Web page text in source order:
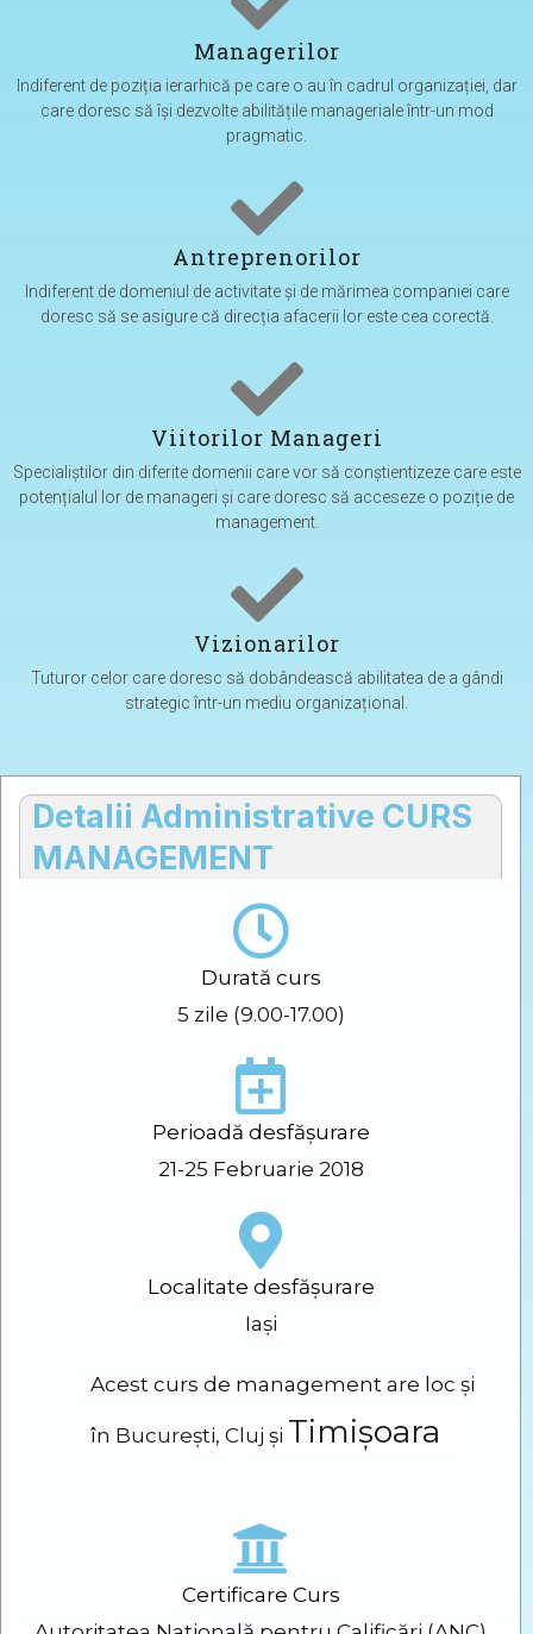
Managerilor
Indiferent de poziția ierarhică pe care o au în cadrul organizației, dar
care doresc să își dezvolte abilitățile manageriale într-un mod
pragmatic.
Antreprenorilor​
Indiferent de domeniul de activitate și de mărimea companiei care
doresc să se asigure că direcția afacerii lor este cea corectă.​
Viitorilor Manageri​
Specialiștilor din diferite domenii care vor să conștientizeze care este
potențialul lor de manageri și care doresc să acceseze o poziție de
management.
Vizionarilor​
Tuturor celor care doresc să dobândească abilitatea de a gândi
strategic într-un mediu organizațional.​
Detalii Administrative CURS
MANAGEMENT
Durată curs
5 zile (9.00-17.00)
Perioadă desfășurare
21-25 Februarie 2018
Localitate desfășurare
Iași
Acest curs de management are loc și
în București, Cluj și Timișoara
Certificare Curs